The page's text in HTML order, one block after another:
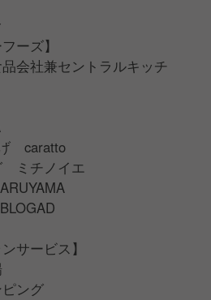
ーズ】
会社兼セントラルキッチ
caratto
ミチノイエ
サービス】
ング